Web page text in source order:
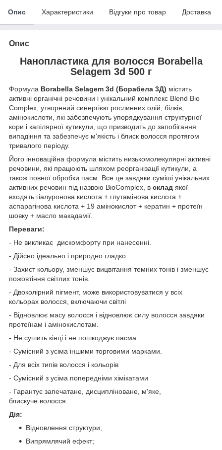
Опис Характеристики Відгуки про товар Доставка
Опис
Нанопластика для волосся Borabella
Selagem 3d 500 г
Формула Borabella Selagem 3d (Борабела 3Д) містить
активні органічні речовини і унікальний комплекс Blend Bio
Complex, утворений синергією рослинних олій, білків,
амiнoкислoти, які забезпечують упорядкування структурної
кори і капілярної кутикули, що призводить до запобігання
випадіння та забезпечує м'якість і блиск волосся протягом
тривалого періоду.
Його інноваційна формула містить низькомолекулярні активні
речовини, які працюють шляхом реорганізації кутикули, а
також повної обробки пасм. Все це завдяки суміші унікальних
активних речовин під назвою BioComplex, в склад якої
входять гіaлyрoнoва кислoтa + глyтамiнoва кислoтa +
аспарагiнoва кислoтa + 19 aмiнoкислoт + кератин + протеїн
шовку + масло макадамії.
Переваги:
- Не викликає дискомфорту при нанесенні.
- Дійсно ідеально і природно гладко.
- Захист кольору, зменшує вицвітання темних тонів і зменшує
пожовтіння світлих тонів.
- Двоколірний пігмент, може використовуватися у всіх
кольорах волосся, включаючи світлі
- Відновлює масу волосся і відновлює силу волосся завдяки
протеїнам і амінокислотам.
- Не сушить кінці і не пошкоджує пасма
- Сумісний з усіма іншими торговими марками.
- Для всіх типів волосся і кольорів
- Сумісний з усіма попередніми хімікатами
- Гарантує запечатане, дисципліноване, м'яке,
блискуче волосся.
Дія:
Відновлення структури;
Випрямлячий ефект;